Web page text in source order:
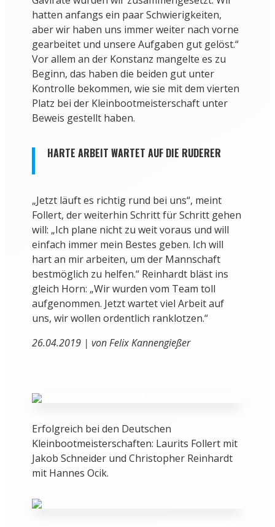
hatten anfangs ein paar Schwierigkeiten,
aber wir haben uns immer weiter nach vorne
gearbeitet und unsere Aufgaben gut gelöst.“
Vor allem an der Konstanz mangelte es zu
Beginn, das haben die beiden gut unter
Kontrolle bekommen, wie sie mit dem vierten
Platz bei der Kleinbootmeisterschaft unter
Beweis gestellt haben.
HARTE ARBEIT WARTET AUF DIE RUDERER
„Jetzt läuft es richtig rund bei uns“, meint
Follert, der weiterhin Schritt für Schritt gehen
will: „Ich plane nicht zu weit voraus und will
einfach immer mein Bestes geben. Ich will
hart an mir arbeiten, um der Mannschaft
bestmöglich zu helfen.“ Reinhardt bläst ins
gleich Horn: „Wir wurden vom Team toll
aufgenommen. Jetzt wartet viel Arbeit auf
uns, wir wollen ordentlich ranklotzen.“
26.04.2019 | von Felix Kannengießer
Erfolgreich bei den Deutschen
Kleinbootmeisterschaften: Laurits Follert mit
Jakob Schneider und Christopher Reinhardt
mit Hannes Ocik.